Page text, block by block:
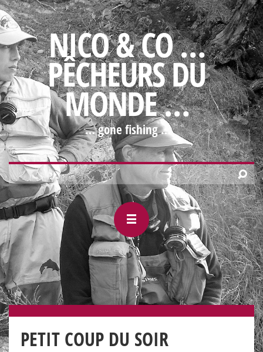
NICO & CO …
PÊCHEURS DU
MONDE …
… gone fishing …
PETIT COUP DU SOIR